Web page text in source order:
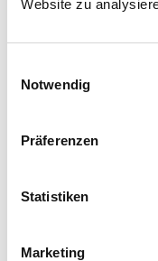
Website zu
Notwendig
Präferenzen
Statistiken
Marketing
Bitte
können durch